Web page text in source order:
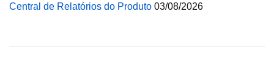
Central de Relatórios do Produto 03/08/2026